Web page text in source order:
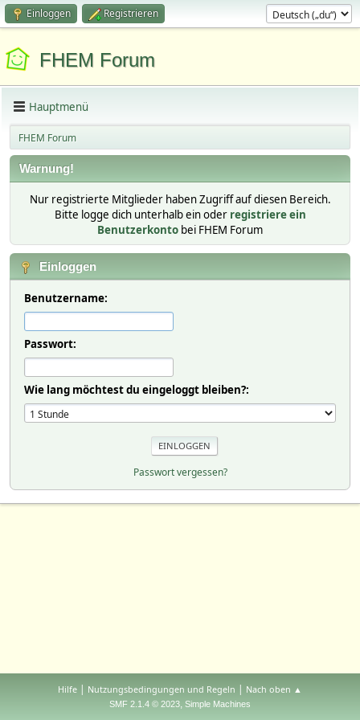
Einloggen Registrieren
FHEM Forum
Hauptmenü
FHEM Forum
Warnung!
Nur registrierte Mitglieder haben Zugriff auf diesen Bereich.
Bitte logge dich unterhalb ein oder registriere ein
Benutzerkonto bei FHEM Forum
Einloggen
Benutzername:
Passwort:
Wie lang möchtest du eingeloggt bleiben?:
Passwort vergessen?
Hilfe | Nutzungsbedingungen und Regeln | Nach oben ▲
SMF 2.1.4 © 2023, Simple Machines